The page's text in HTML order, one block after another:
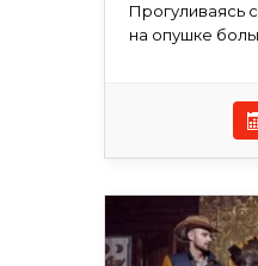
Прогуливаясь
на опушке